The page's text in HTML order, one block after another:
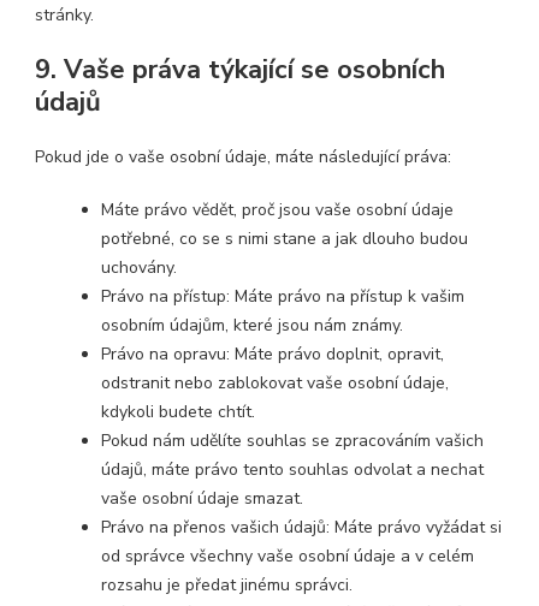
stránky.
9. Vaše práva týkající se osobních
údajů
Pokud jde o vaše osobní údaje, máte následující práva:
Máte právo vědět, proč jsou vaše osobní údaje
potřebné, co se s nimi stane a jak dlouho budou
uchovány.
Právo na přístup: Máte právo na přístup k vašim
osobním údajům, které jsou nám známy.
Právo na opravu: Máte právo doplnit, opravit,
odstranit nebo zablokovat vaše osobní údaje,
kdykoli budete chtít.
Pokud nám udělíte souhlas se zpracováním vašich
údajů, máte právo tento souhlas odvolat a nechat
vaše osobní údaje smazat.
Právo na přenos vašich údajů: Máte právo vyžádat si
od správce všechny vaše osobní údaje a v celém
rozsahu je předat jinému správci.